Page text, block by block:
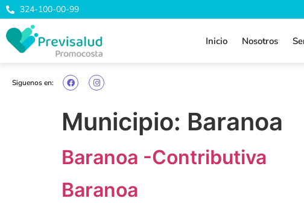
324-100-00-99
Inicio Nosotros
Siguenos en:
Municipio: Baranoa
Baranoa -Contributiva
Baranoa